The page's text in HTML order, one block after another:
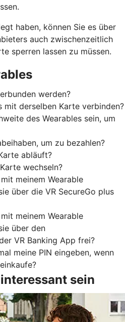
haben, können Sie es über
auch zwischenzeitlich
sperren lassen zu müssen.
werden?
mit derselben Karte verbinden?
des Wearables sein, um
um zu bezahlen?
abläuft?
wechseln?
meinem Wearable
über die VR SecureGo plus
meinem Wearable
über den
VR Banking App frei?
meine PIN eingeben, wenn
sein